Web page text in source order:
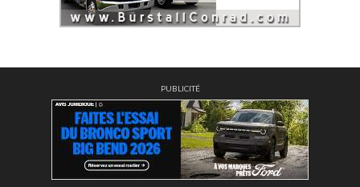
PUBLICITÉ